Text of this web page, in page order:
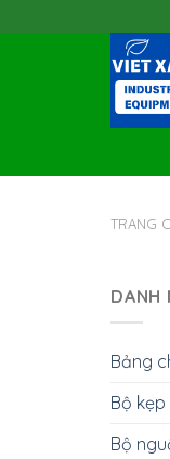
to
TRANG
DANH
Bảng
Bộ
Bộ